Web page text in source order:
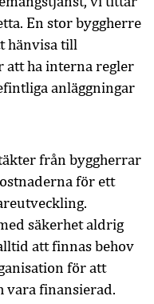
En stor byggherre
hänvisa till
ha interna regler
anläggningar
från byggherrar
för ett
säkerhet aldrig
att finnas behov
för att
vara finansierad.